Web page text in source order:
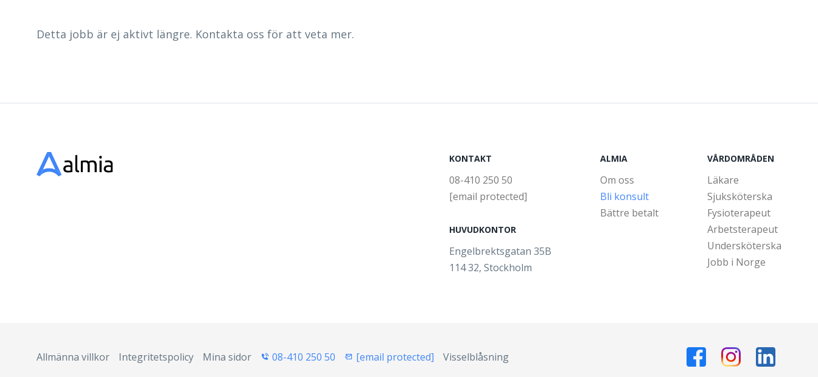
Detta jobb är ej aktivt längre. Kontakta oss för att veta mer.
KONTAKT
08-410 250 50
[email protected]
HUVUDKONTOR
Engelbrektsgatan 35B
114 32, Stockholm
ALMIA
Om oss
Bli konsult
Bättre betalt
VÅRDOMRÅDEN
Läkare
Sjuksköterska
Fysioterapeut
Arbetsterapeut
Undersköterska
Jobb i Norge
Allmänna villkor Integritetspolicy Mina sidor 08-410 250 50 [email protected] Visselblåsning